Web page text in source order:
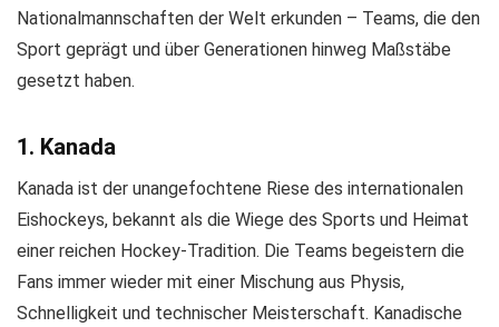
Nationalmannschaften der Welt erkunden – Teams, die den
Sport geprägt und über Generationen hinweg Maßstäbe
gesetzt haben.
1. Kanada
Kanada ist der unangefochtene Riese des internationalen
Eishockeys, bekannt als die Wiege des Sports und Heimat
einer reichen Hockey-Tradition. Die Teams begeistern die
Fans immer wieder mit einer Mischung aus Physis,
Schnelligkeit und technischer Meisterschaft. Kanadische